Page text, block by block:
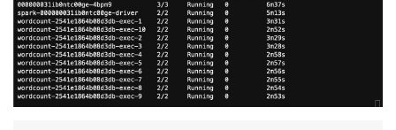
        "monitoringConfiguration": {
            "cloudWatchMonitoringConfiguration": {
"logGroupName": "/emr-on-eks/spot-
"logStreamNamePrefix": "wordcount-
            },
            "s3MonitoringConfiguration": {